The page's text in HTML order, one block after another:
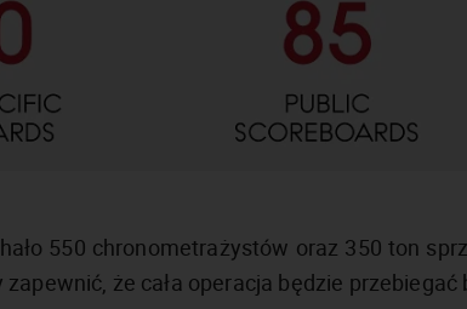
550 chronometrażystów oraz 350 ton
że cała operacja będzie przebiegać